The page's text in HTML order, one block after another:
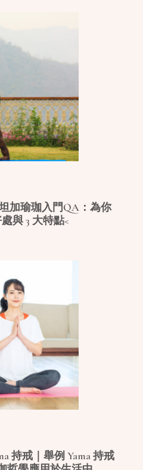
加瑜珈入門QA：為你
與 3 大特點<
持戒｜舉例 Yama 持戒